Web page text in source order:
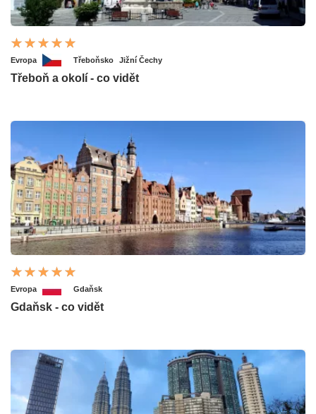
Evropa Třeboňsko Jižní Čechy
Třeboň a okolí - co vidět
Evropa Gdaňsk
Gdaňsk - co vidět